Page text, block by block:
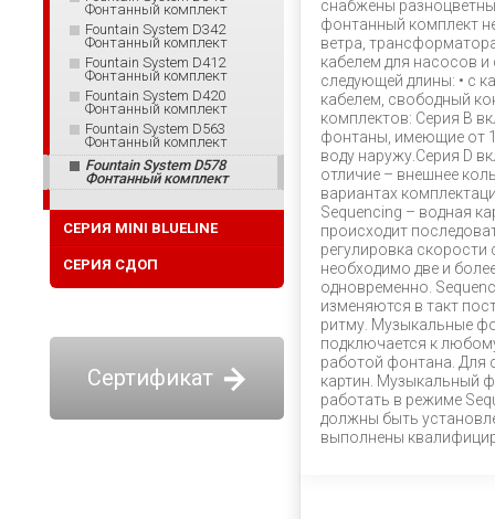
снабжены
фонтанный комплект
ветра,
кабелем для насосов
следующей длины: • с
кабелем, свободный
комплектов: Серия B
фонтаны, имеющие от 1
воду наружу.Серия D
отличие – внешнее
вариантах
Sequencing – водная
происходит
регулировка
необходимо две и
одновременно.
изменяются в такт
ритму. Музыкальные
подключается к
работой фонтана. Для
картин. Музыкальный
работать в режиме
должны быть
выполнены
Фонтанный комплект
Fountain System D342
Фонтанный комплект
Fountain System D412
Фонтанный комплект
Fountain System D420
Фонтанный комплект
Fountain System D563
Фонтанный комплект
Fountain System D578
Фонтанный комплект
СЕРИЯ MINI BLUELINE
СЕРИЯ СДОП
Сертификат